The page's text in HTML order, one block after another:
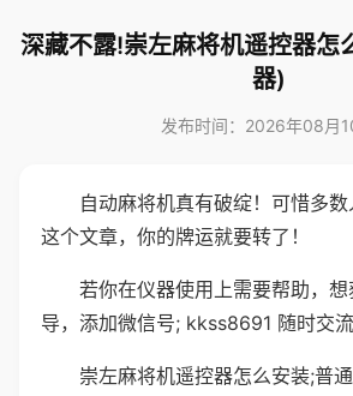
深藏不露!崇左麻将机遥控器怎
器)
发布时间：2026年08月
自动麻将机真有破绽！可惜多数
这个文章，你的牌运就要转了！
若你在仪器使用上需要帮助，
导，添加微信号; kkss8691 随时交流
崇左麻将机遥控器怎么安装;普